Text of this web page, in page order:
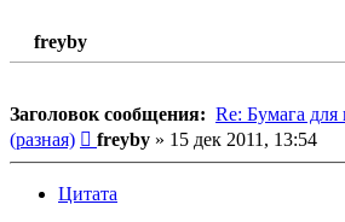
freyby
Заголовок сообщения: Re: Бумага для
(разная)
Сообщение
freyby » 15 дек 2011, 13:54
Цитата